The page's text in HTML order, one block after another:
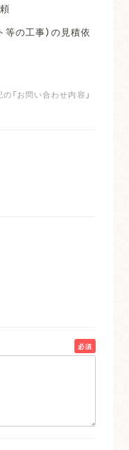
の工事）の見積依
「お問い合わせ内容」
必須